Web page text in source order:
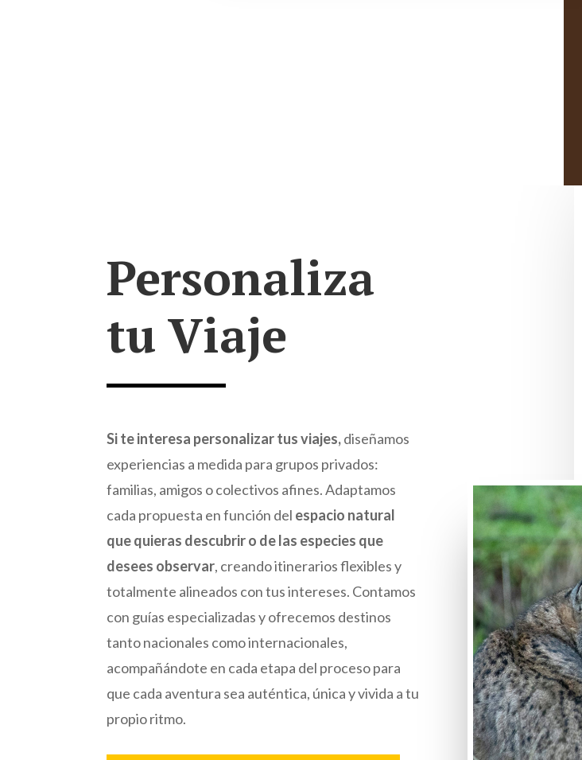
Personaliza
tu Viaje
Si te interesa personalizar tus viajes,diseñamos
experiencias a medida para grupos privados:
familias, amigos o colectivos afines. Adaptamos
cada propuesta en función del espacio natural
que quieras descubrir o de las especies que
desees observar, creando itinerarios flexibles y
totalmente alineados con tus intereses. Contamos
con guías especializadas y ofrecemos destinos
tanto nacionales como internacionales,
acompañándote en cada etapa del proceso para
que cada aventura sea auténtica, única y vivida a tu
propio ritmo.